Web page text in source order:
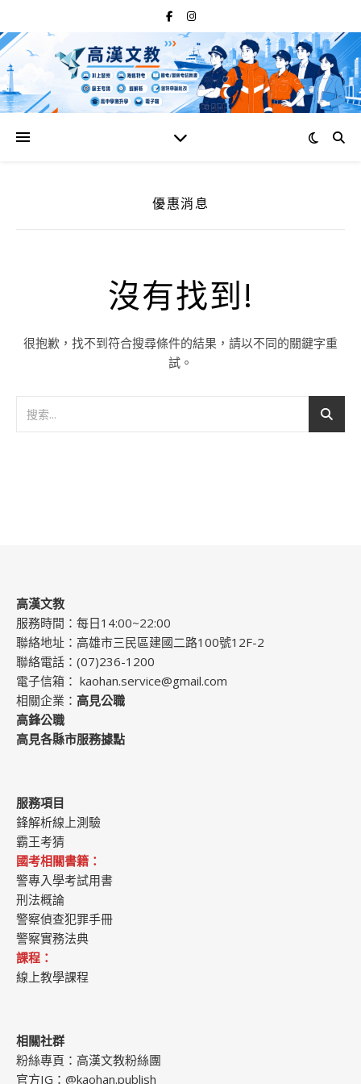
優惠消息
沒有找到!
很抱歉，找不到符合搜尋條件的結果，請以不同的關鍵字重
試。
高漢文教
服務時間：每日14:00~22:00
聯絡地址：高雄市三民區建國二路100號12F-2
聯絡電話：(07)236-1200
電子信箱： kaohan.service@gmail.com
相關企業： 高見公職
高鋒公職
高見各縣市服務據點
服務項目
鋒解析線上測驗
霸王考猜
國考相關書籍：
警專入學考試用書
刑法概論
警察偵查犯罪手冊
警察實務法典
課程：
線上教學課程
相關社群
粉絲專頁： 高漢文教粉絲團
官方IG： @kaohan.publish